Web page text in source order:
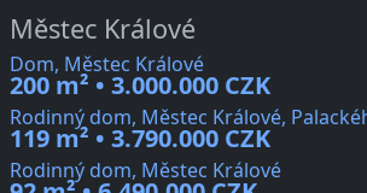
Městec Králové
Dom, Městec Králové
200 m² • 3.000.000 CZK
Rodinný dom, Městec Králové,
119 m² • 3.790.000 CZK
Rodinný dom, Městec Králové